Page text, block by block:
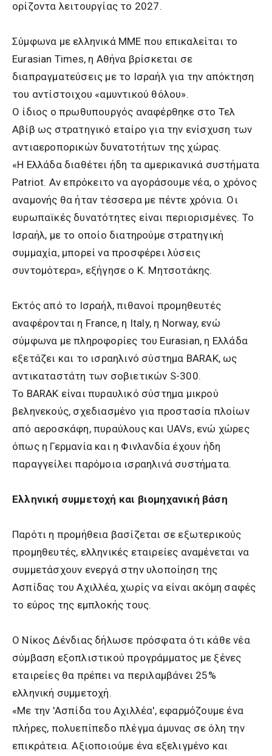
ορίζοντα λειτουργίας το 2027.
Σύμφωνα με ελληνικά ΜΜΕ που επικαλείται το
Eurasian Times, η Αθήνα βρίσκεται σε
διαπραγματεύσεις με το Ισραήλ για την απόκτηση
του αντίστοιχου «αμυντικού θόλου».
Ο ίδιος ο πρωθυπουργός αναφέρθηκε στο Τελ
Αβίβ ως στρατηγικό εταίρο για την ενίσχυση των
αντιαεροπορικών δυνατοτήτων της χώρας.
«Η Ελλάδα διαθέτει ήδη τα αμερικανικά συστήματα
Patriot. Αν επρόκειτο να αγοράσουμε νέα, ο χρόνος
αναμονής θα ήταν τέσσερα με πέντε χρόνια. Οι
ευρωπαϊκές δυνατότητες είναι περιορισμένες. Το
Ισραήλ, με το οποίο διατηρούμε στρατηγική
συμμαχία, μπορεί να προσφέρει λύσεις
συντομότερα», εξήγησε ο Κ. Μητσοτάκης.
Εκτός από το Ισραήλ, πιθανοί προμηθευτές
αναφέρονται η France, η Italy, η Norway, ενώ
σύμφωνα με πληροφορίες του Eurasian, η Ελλάδα
εξετάζει και το ισραηλινό σύστημα BARAK, ως
αντικαταστάτη των σοβιετικών S-300.
Το BARAK είναι πυραυλικό σύστημα μικρού
βεληνεκούς, σχεδιασμένο για προστασία πλοίων
από αεροσκάφη, πυραύλους και UAVs, ενώ χώρες
όπως η Γερμανία και η Φινλανδία έχουν ήδη
παραγγείλει παρόμοια ισραηλινά συστήματα.
Ελληνική συμμετοχή και βιομηχανική βάση
Παρότι η προμήθεια βασίζεται σε εξωτερικούς
προμηθευτές, ελληνικές εταιρείες αναμένεται να
συμμετάσχουν ενεργά στην υλοποίηση της
Ασπίδας του Αχιλλέα, χωρίς να είναι ακόμη σαφές
το εύρος της εμπλοκής τους.
Ο Νίκος Δένδιας δήλωσε πρόσφατα ότι κάθε νέα
σύμβαση εξοπλιστικού προγράμματος με ξένες
εταιρείες θα πρέπει να περιλαμβάνει 25%
ελληνική συμμετοχή.
«Με την 'Ασπίδα του Αχιλλέα', εφαρμόζουμε ένα
πλήρες, πολυεπίπεδο πλέγμα άμυνας σε όλη την
επικράτεια. Αξιοποιούμε ένα εξελιγμένο και